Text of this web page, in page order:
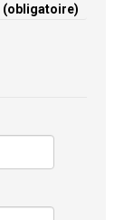
(obligatoire)